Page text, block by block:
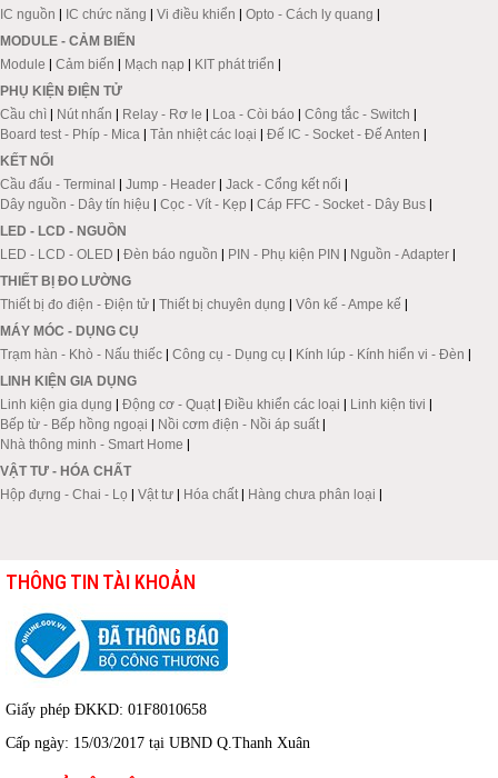
IC nguồn | IC chức năng | Vi điều khiển | Opto - Cách ly quang |
MODULE - CẢM BIẾN
Module | Cảm biến | Mạch nạp | KIT phát triển |
PHỤ KIỆN ĐIỆN TỬ
Cầu chì | Nút nhấn | Relay - Rơ le | Loa - Còi báo | Công tắc - Switch |
Board test - Phíp - Mica | Tản nhiệt các loại | Đế IC - Socket - Đế Anten |
KẾT NỐI
Cầu đấu - Terminal | Jump - Header | Jack - Cổng kết nối |
Dây nguồn - Dây tín hiệu | Cọc - Vít - Kẹp | Cáp FFC - Socket - Dây Bus |
LED - LCD - NGUỒN
LED - LCD - OLED | Đèn báo nguồn | PIN - Phụ kiện PIN | Nguồn - Adapter |
THIẾT BỊ ĐO LƯỜNG
Thiết bị đo điện - Điện tử | Thiết bị chuyên dụng | Vôn kế - Ampe kế |
MÁY MÓC - DỤNG CỤ
Trạm hàn - Khò - Nấu thiếc | Công cụ - Dụng cụ | Kính lúp - Kính hiển vi - Đèn |
LINH KIỆN GIA DỤNG
Linh kiện gia dụng | Động cơ - Quạt | Điều khiển các loại | Linh kiện tivi |
Bếp từ - Bếp hồng ngoại | Nồi cơm điện - Nồi áp suất |
Nhà thông minh - Smart Home |
VẬT TƯ - HÓA CHẤT
Hộp đựng - Chai - Lọ | Vật tư | Hóa chất | Hàng chưa phân loại |
THÔNG TIN TÀI KHOẢN
Giấy phép ĐKKD: 01F8010658
Cấp ngày: 15/03/2017 tại UBND Q.Thanh Xuân